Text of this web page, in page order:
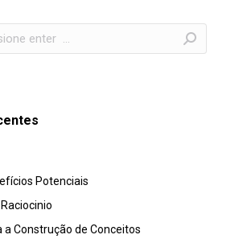
Potenciais
a Construção de Conceitos